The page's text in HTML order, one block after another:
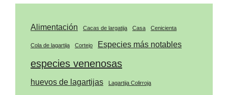
Alimentación Cacas de largatija Casa Cenicienta
Cola de lagartija Cortejo Especies más notables
especies venenosas
huevos de lagartijas Lagartija Colirroja